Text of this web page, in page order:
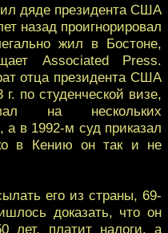
дяде президента США
назад проигнорировал
жил в Бостоне,
Associated Press.
отца президента США
по студенческой визе,
на нескольких
в 1992-м суд приказал
в Кению он так и не
его из страны, 69-
доказать, что он
платит налоги, а